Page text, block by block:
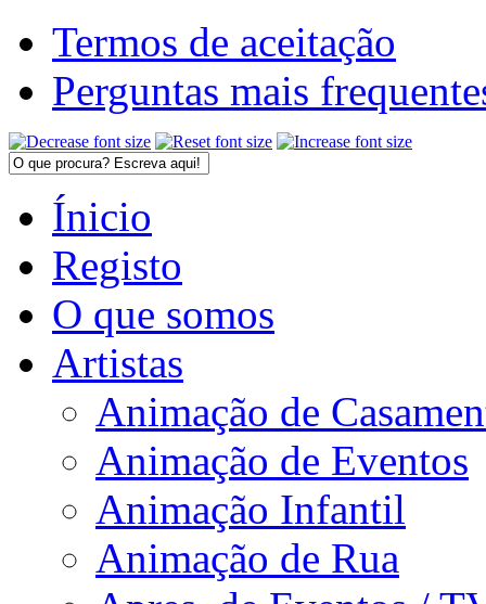
Termos de aceitação
Perguntas mais
Ínicio
Registo
O que somos
Artistas
Animação de
Animação de Eventos
Animação Infantil
Animação de Rua